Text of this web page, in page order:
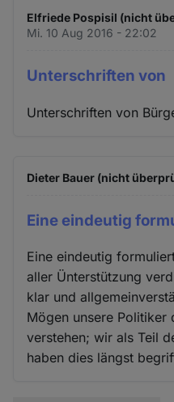
Elfriede Pospisil (nicht
Mi. 10 Aug 2016 - 22:02
Unterschriften von
Unterschriften von
Dieter Bauer (nicht
Eine eindeutig
Eine eindeutig
aller Ünterstützung
klar und
Mögen unsere Politiker
verstehen; wir als Teil
haben dies längst